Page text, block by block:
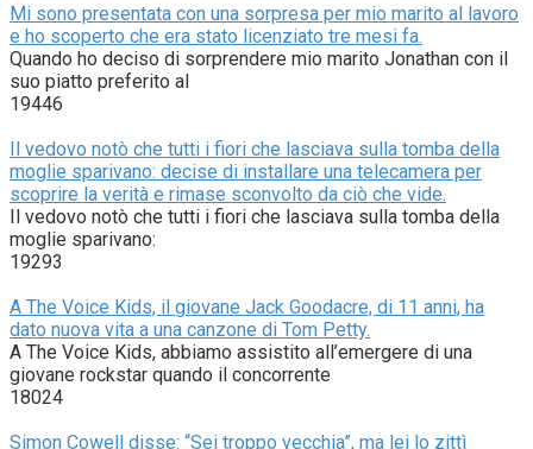
Mi sono presentata con una sorpresa per mio marito al lavoro
e ho scoperto che era stato licenziato tre mesi fa.
Quando ho deciso di sorprendere mio marito Jonathan con il
suo piatto preferito al
19446
Il vedovo notò che tutti i fiori che lasciava sulla tomba della
moglie sparivano: decise di installare una telecamera per
scoprire la verità e rimase sconvolto da ciò che vide.
Il vedovo notò che tutti i fiori che lasciava sulla tomba della
moglie sparivano:
19293
A The Voice Kids, il giovane Jack Goodacre, di 11 anni, ha
dato nuova vita a una canzone di Tom Petty.
A The Voice Kids, abbiamo assistito all’emergere di una
giovane rockstar quando il concorrente
18024
Simon Cowell disse: “Sei troppo vecchia”, ma lei lo zittì